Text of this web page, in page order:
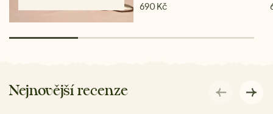
690 Kč
Nejnovější recenze